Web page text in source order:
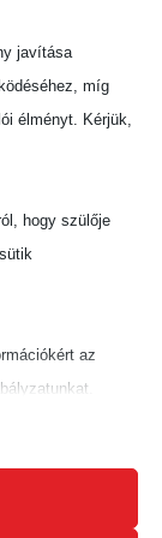
javítása
míg
élményt. Kérjük,
hogy szülője
az
nyújtott